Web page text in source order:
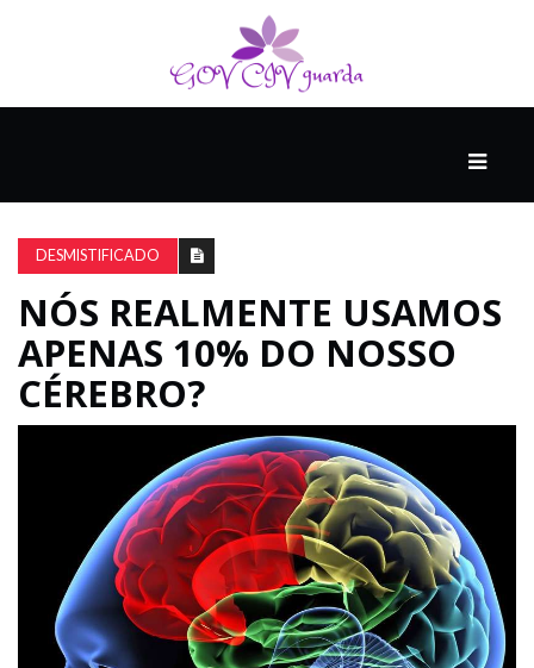
DO
THINK
AGAIN
COMPANHEIRO
ESTRONDO
DESMISTIFICADO
NÓS REALMENTE USAMOS
APENAS 10% DO NOSSO
CÉREBRO?